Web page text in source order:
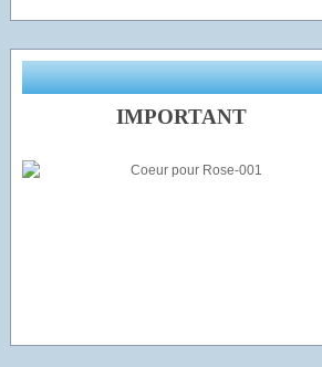
IMPORTANT